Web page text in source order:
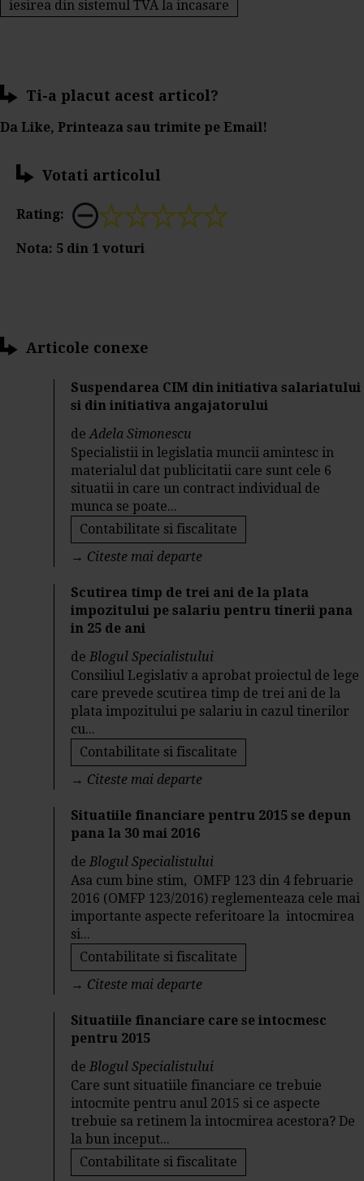
iesirea din sistemul TVA la incasare
Ti-a placut acest articol?
Da Like, Printeaza sau trimite pe Email!
Votati articolul
Rating:
Nota: 5 din 1 voturi
Articole conexe
Suspendarea CIM din initiativa salariatului
si din initiativa angajatorului
deAdela Simonescu
Specialistii in legislatia muncii amintesc in
materialul dat publicitatii care sunt cele 6
situatii in care un contract individual de
munca se poate...
Contabilitate si fiscalitate
→ Citeste mai departe
Scutirea timp de trei ani de la plata
impozitului pe salariu pentru tinerii pana
in 25 de ani
deBlogul Specialistului
Consiliul Legislativ a aprobat proiectul de lege
care prevede scutirea timp de trei ani de la
plata impozitului pe salariu in cazul tinerilor
cu...
Contabilitate si fiscalitate
→ Citeste mai departe
Situatiile financiare pentru 2015 se depun
pana la 30 mai 2016
deBlogul Specialistului
Asa cum bine stim, OMFP 123 din 4 februarie
2016 (OMFP 123/2016) reglementeaza cele mai
importante aspecte referitoare la intocmirea
si...
Contabilitate si fiscalitate
→ Citeste mai departe
Situatiile financiare care se intocmesc
pentru 2015
deBlogul Specialistului
Care sunt situatiile financiare ce trebuie
intocmite pentru anul 2015 si ce aspecte
trebuie sa retinem la intocmirea acestora? De
la bun inceput...
Contabilitate si fiscalitate